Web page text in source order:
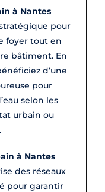
à Nantes
pour
foyer tout en
bâtiment. En
d’une
pour
selon les
urbain ou
à Nantes
des réseaux
pour garantir